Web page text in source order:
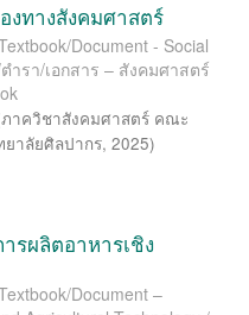
ทางสังคมศาสตร์
Document - Social
ำรา/เอกสาร – สังคมศาสตร์
ภาควิชาสังคมศาสตร์ คณะ
าลัยศิลปากร, 2025)
ารผลิตอาหารเชิง
Document –